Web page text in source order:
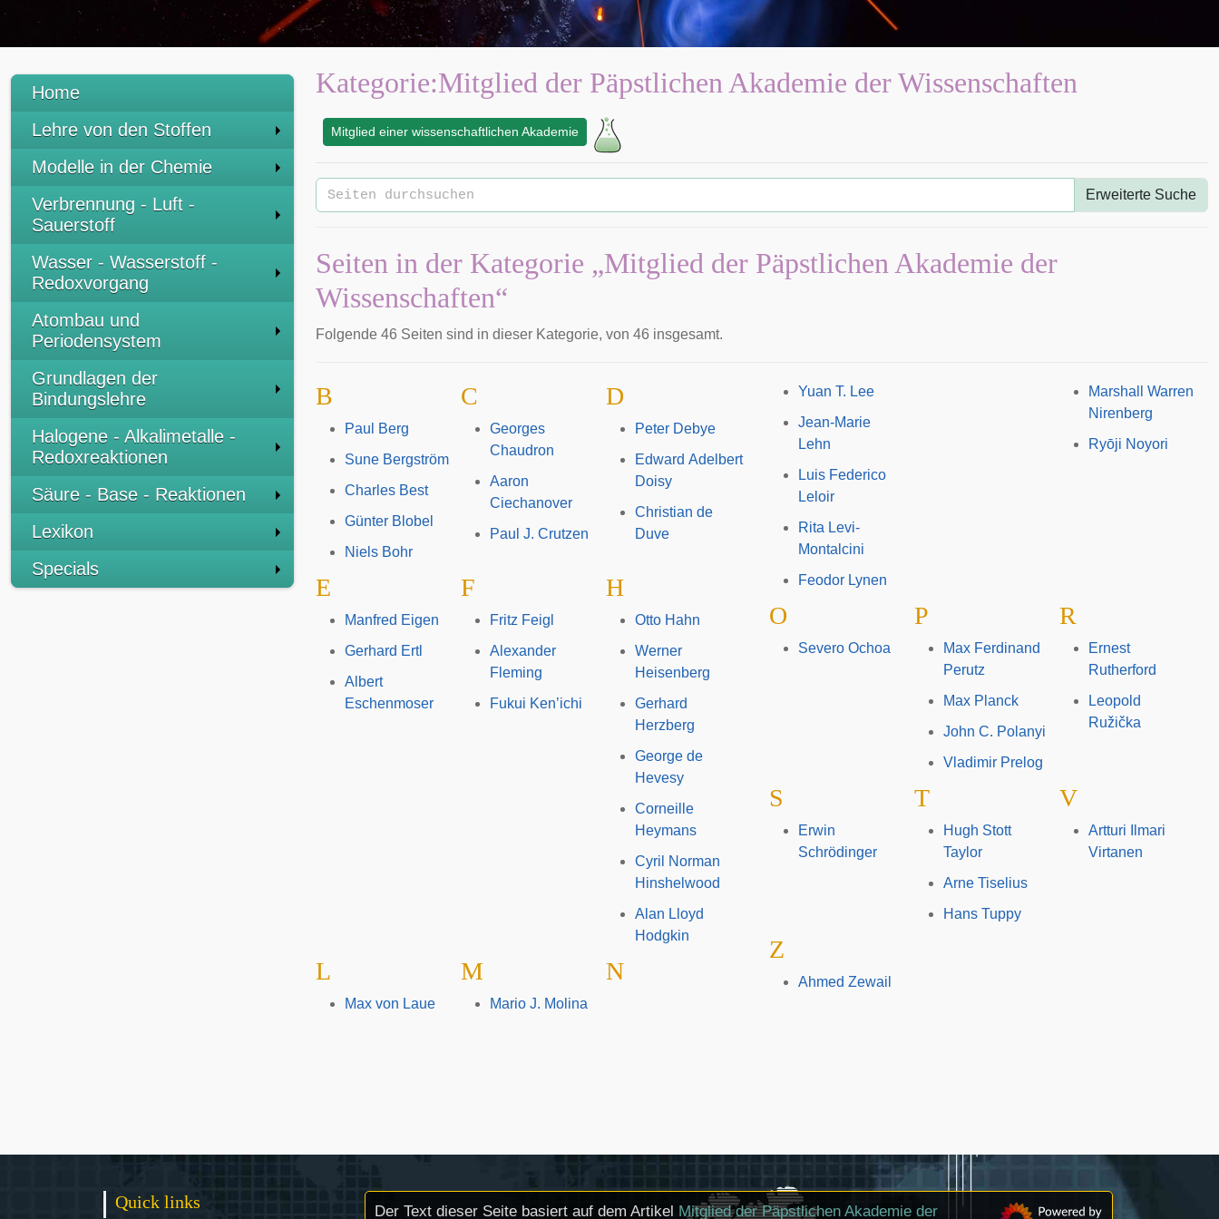
Home
Lehre von den Stoffen
Modelle in der Chemie
Verbrennung - Luft -
Sauerstoff
Wasser - Wasserstoff -
Redoxvorgang
Atombau und
Periodensystem
Grundlagen der
Bindungslehre
Halogene - Alkalimetalle -
Redoxreaktionen
Säure - Base - Reaktionen
Lexikon
Specials
Kategorie:Mitglied der Päpstlichen Akademie der Wissenschaften
Mitglied einer wissenschaftlichen Akademie
Erweiterte Suche
Seiten in der Kategorie „Mitglied der Päpstlichen Akademie der
Wissenschaften“
Folgende 46 Seiten sind in dieser Kategorie, von 46 insgesamt.
B
Paul Berg
Sune Bergström
Charles Best
Günter Blobel
Niels Bohr
C
Georges
Chaudron
Aaron
Ciechanover
Paul J. Crutzen
D
Peter Debye
Edward Adelbert
Doisy
Christian de
Duve
E
Manfred Eigen
Gerhard Ertl
Albert
Eschenmoser
F
Fritz Feigl
Alexander
Fleming
Fukui Ken’ichi
H
Otto Hahn
Werner
Heisenberg
Gerhard
Herzberg
George de
Hevesy
Corneille
Heymans
Cyril Norman
Hinshelwood
Alan Lloyd
Hodgkin
L
Max von Laue
Yuan T. Lee
Jean-Marie
Lehn
Luis Federico
Leloir
Rita Levi-
Montalcini
Feodor Lynen
M
Mario J. Molina
N
Marshall Warren
Nirenberg
Ryōji Noyori
O
Severo Ochoa
P
Max Ferdinand
Perutz
Max Planck
John C. Polanyi
Vladimir Prelog
R
Ernest
Rutherford
Leopold
Ružička
S
Erwin
Schrödinger
T
Hugh Stott
Taylor
Arne Tiselius
Hans Tuppy
V
Artturi Ilmari
Virtanen
Z
Ahmed Zewail
Quick links Der Text dieser Seite basiert auf dem Artikel Mitglied der Päpstlichen Akademie der